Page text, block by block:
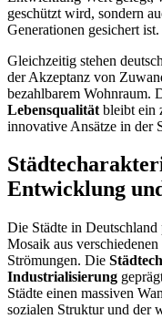
geschützt wird, sondern
Generationen gesichert ist.
Gleichzeitig stehen
der Akzeptanz von
bezahlbarem Wohnraum.
Lebensqualität bleibt ein
innovative Ansätze in der
Entwicklung
Die Städte in Deutschland
Mosaik aus
Strömungen. Die
Industrialisierung
Städte einen massiven
sozialen Struktur und der